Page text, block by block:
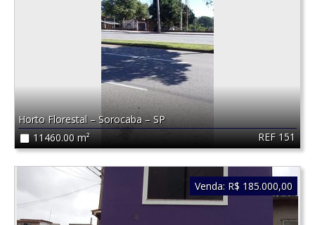
REF 151
Horto Florestal–Sorocaba–SP
11460.00 m²
Venda: R$ 185.000,00